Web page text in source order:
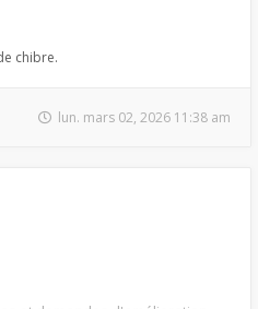
chibre.
lun. mars 02, 2026 11:38 am